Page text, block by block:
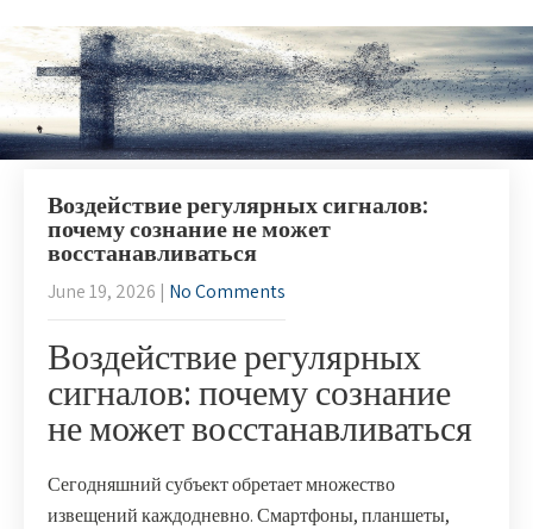
Воздействие регулярных сигналов:
почему сознание не может
восстанавливаться
June 19, 2026 | No Comments
Воздействие регулярных
сигналов: почему сознание
не может восстанавливаться
Сегодняшний субъект обретает множество
извещений каждодневно. Смартфоны, планшеты,